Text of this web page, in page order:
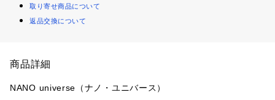
取り寄せ商品について
返品交換について
商品詳細
NANO universe（ナノ・ユニバース）